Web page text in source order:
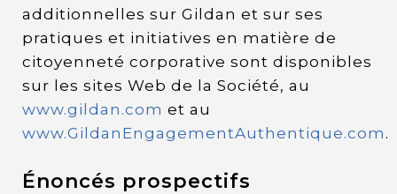
additionnelles sur Gildan et sur ses
pratiques et initiatives en matière de
citoyenneté corporative sont disponibles
sur les sites Web de la Société, au
www.gildan.com et au
www.GildanEngagementAuthentique.com .
Énoncés prospectifs